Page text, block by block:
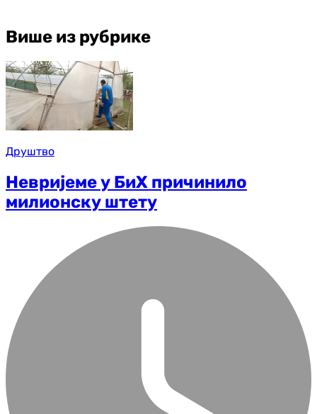
Више из рубрике
Друштво
Невријеме у БиХ причинило
милионску штету